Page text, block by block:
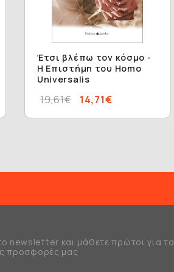
Έτσι βλέπω τον κόσμο -
Η Επιστήμη του Homo
Universalis
14,71€
19,61€
newsletter και μάθετε πρώτοι για τα
προσφορές μας